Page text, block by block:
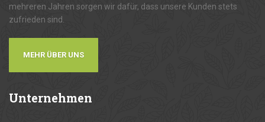
mehreren Jahren sorgen wir dafür, dass unsere Kunden stets
zufrieden sind.
MEHR ÜBER UNS
Unternehmen